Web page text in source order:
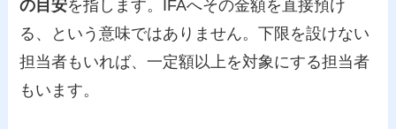
の目安を指します。IFAへその金額を直接預け
る、という意味ではありません。下限を設けない
担当者もいれば、一定額以上を対象にする担当者
もいます。